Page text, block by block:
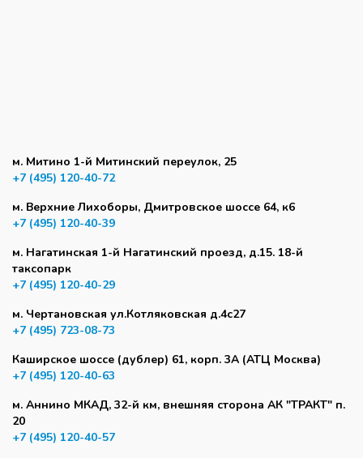
м. Митино 1-й Митинский переулок, 25
+7 (495) 120-40-72
м. Верхние Лихоборы, Дмитровское шоссе 64, к6
+7 (495) 120-40-39
м. Нагатинская 1-й Нагатинский проезд, д.15. 18-й
таксопарк
+7 (495) 120-40-29
м. Чертановская ул.Котляковская д.4с27
+7 (495) 723-08-73
Каширское шоссе (дублер) 61, корп. 3А (АТЦ Москва)
+7 (495) 120-40-63
м. Аннино МКАД, 32-й км, внешняя сторона АК "ТРАКТ" п.
20
+7 (495) 120-40-57